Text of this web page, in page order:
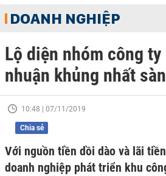
DOANH NGHIỆP
Lộ diện nhóm công
nhuận khủng nhất
10:48 | 07/11/2019
Chia sẻ
Với nguồn tiền dồi dào và lãi
doanh nghiệp phát triển khu